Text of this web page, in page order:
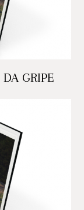
GRIPE